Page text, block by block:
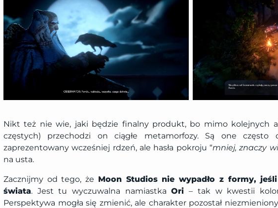
Nikt też nie wie, jaki będzie finalny produkt, bo mimo kolejnych
częstych) przechodzi on ciągłe metamorfozy. Są one często
zaprezentowany wcześniej rdzeń, ale hasła pokroju “mniej, znaczy
na usta.
Zacznijmy od tego, że Moon Studios nie wypadło z formy,
świata. Jest tu wyczuwalna namiastkaOri – tak w kwestii
Perspektywa mogła się zmienić, ale charakter pozostał